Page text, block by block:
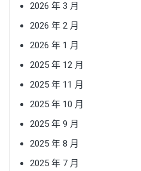
2026 年 3 月
2026 年 2 月
2026 年 1 月
2025 年 12 月
2025 年 11 月
2025 年 10 月
2025 年 9 月
2025 年 8 月
2025 年 7 月